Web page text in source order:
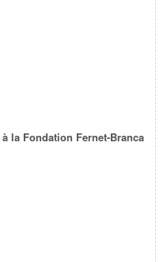
à la Fondation Fernet-Branca